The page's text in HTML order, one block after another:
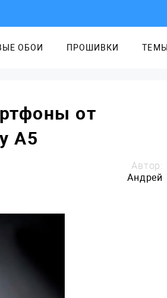
ОБОИ ПРОШИВКИ ТЕМЫ
от
A5
Автор:
Андрей